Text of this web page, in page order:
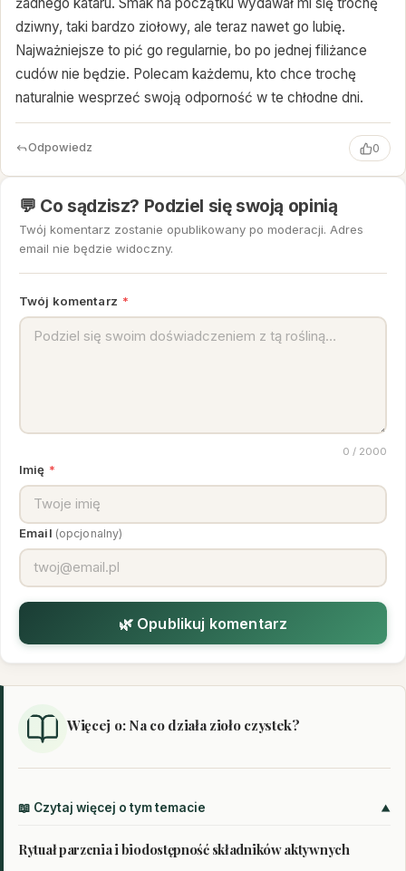
dziwny, taki bardzo ziołowy, ale teraz nawet go lubię.
Najważniejsze to pić go regularnie, bo po jednej filiżance
cudów nie będzie. Polecam każdemu, kto chce trochę
naturalnie wesprzeć swoją odporność w te chłodne dni.
Odpowiedz 0
💬 Co sądzisz? Podziel się swoją opinią
Twój komentarz zostanie opublikowany po moderacji. Adres
email nie będzie widoczny.
Twój komentarz *
0 / 2000
Imię *
Email (opcjonalny)
🌿 Opublikuj komentarz
Więcej o: Na co działa zioło czystek?
📖 Czytaj więcej o tym temacie
Rytuał parzenia i biodostępność składników aktywnych